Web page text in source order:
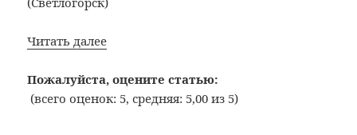
Читать далееBon
№342:
Пиццерия
Пожалуйста, оцените статью:
(всего оценок: 5, средняя: 5,00 из 5)